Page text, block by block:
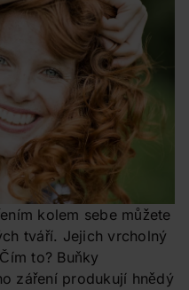
kolem sebe můžete
tváří. Jejich vrcholný
to? Buňky
záření produkují hnědý